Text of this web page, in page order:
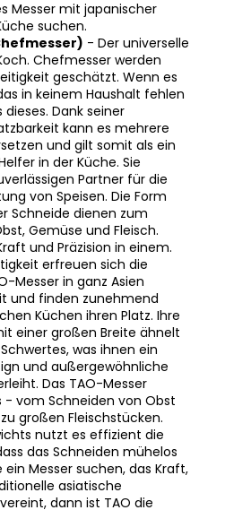
suchen.
- Der universelle
Chefmesser werden
geschätzt. Wenn es
in keinem Haushalt fehlen
Dank seiner
kann es mehrere
und gilt somit als ein
in der Küche. Sie
Partner für die
von Speisen. Die Form
Schneide dienen zum
Gemüse und Fleisch.
und Präzision in einem.
erfreuen sich die
Messer in ganz Asien
und finden zunehmend
Küchen ihren Platz. Ihre
einer großen Breite ähnelt
was ihnen ein
und außergewöhnliche
Das TAO-Messer
vom Schneiden von Obst
großen Fleischstücken.
nutzt es effizient die
das Schneiden mühelos
Messer suchen, das Kraft,
asiatische
dann ist TAO die